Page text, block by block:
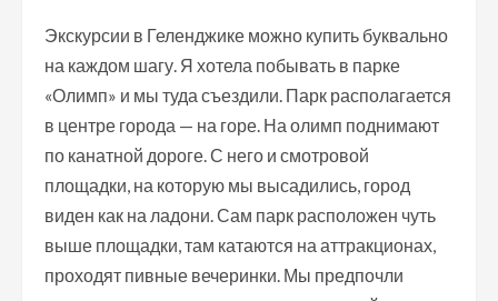
Экскурсии в Геленджике можно купить буквально
на каждом шагу. Я хотела побывать в парке
«Олимп» и мы туда съездили. Парк располагается
в центре города — на горе. На олимп поднимают
по канатной дороге. С него и смотровой
площадки, на которую мы высадились, город
виден как на ладони. Сам парк расположен чуть
выше площадки, там катаются на аттракционах,
проходят пивные вечеринки. Мы предпочли